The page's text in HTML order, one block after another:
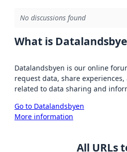
No discussions found
What is
Datalandsbyen is our online
request data, share
related to data sharing and
Go to Datalandsbyen
More information
All URLs